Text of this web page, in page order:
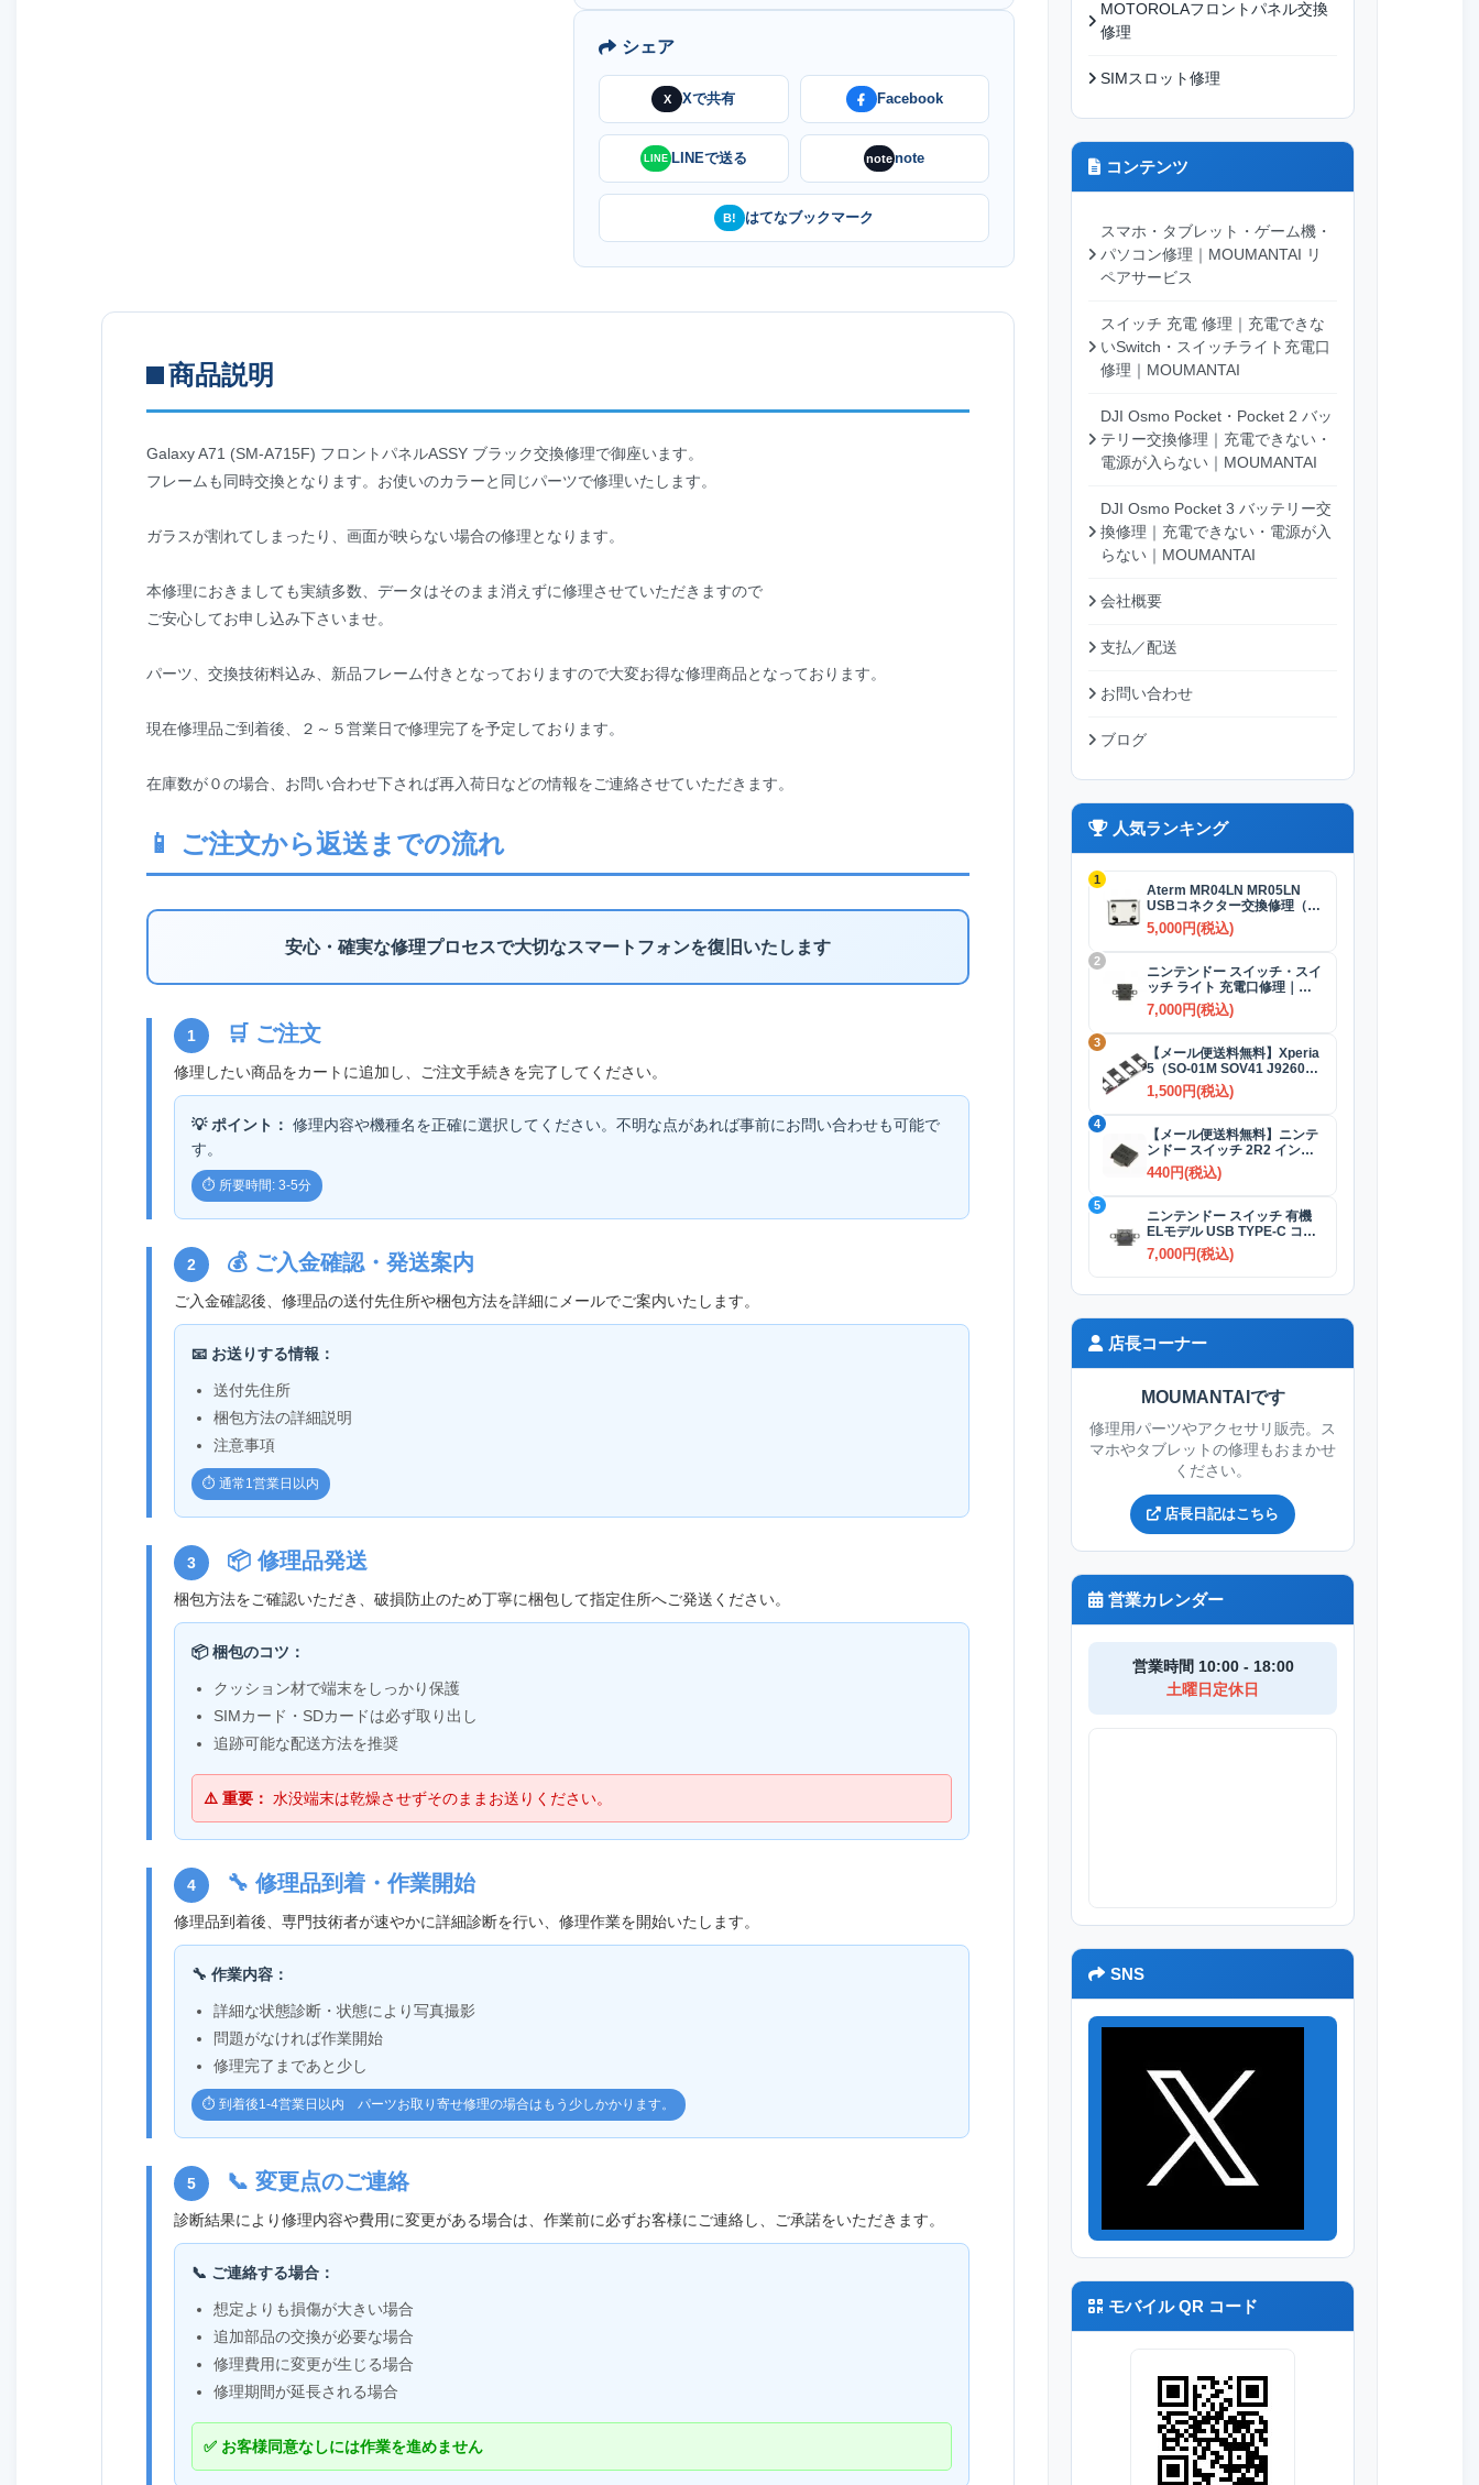
シェア
X Xで共有 Facebook
LINE LINEで送る notenote
B! はてなブックマーク
商品説明
Galaxy A71 (SM-A715F) フロントパネルASSY ブラック交換修理で御座います。
フレームも同時交換となります。お使いのカラーと同じパーツで修理いたします。
ガラスが割れてしまったり、画面が映らない場合の修理となります。
本修理におきましても実績多数、データはそのまま消えずに修理させていただきますので
ご安心してお申し込み下さいませ。
パーツ、交換技術料込み、新品フレーム付きとなっておりますので大変お得な修理商品となっております。
現在修理品ご到着後、２～５営業日で修理完了を予定しております。
在庫数が０の場合、お問い合わせ下されば再入荷日などの情報をご連絡させていただきます。
📱 ご注文から返送までの流れ
安心・確実な修理プロセスで大切なスマートフォンを復旧いたします
1 🛒 ご注文
修理したい商品をカートに追加し、ご注文手続きを完了してください。
💡 ポイント： 修理内容や機種名を正確に選択してください。不明な点があれば事前にお問い合わせも可能で
す。
⏱️ 所要時間: 3-5分
2 💰 ご入金確認・発送案内
ご入金確認後、修理品の送付先住所や梱包方法を詳細にメールでご案内いたします。
📧 お送りする情報：
送付先住所
梱包方法の詳細説明
注意事項
⏱️ 通常1営業日以内
3 📦 修理品発送
梱包方法をご確認いただき、破損防止のため丁寧に梱包して指定住所へご発送ください。
📦 梱包のコツ：
クッション材で端末をしっかり保護
SIMカード・SDカードは必ず取り出し
追跡可能な配送方法を推奨
⚠️ 重要： 水没端末は乾燥させずそのままお送りください。
4 🔧 修理品到着・作業開始
修理品到着後、専門技術者が速やかに詳細診断を行い、修理作業を開始いたします。
🔧 作業内容：
詳細な状態診断・状態により写真撮影
問題がなければ作業開始
修理完了まであと少し
⏱️ 到着後1-4営業日以内 パーツお取り寄せ修理の場合はもう少しかかります。
5 📞 変更点のご連絡
診断結果により修理内容や費用に変更がある場合は、作業前に必ずお客様にご連絡し、ご承諾をいただきます。
📞 ご連絡する場合：
想定よりも損傷が大きい場合
追加部品の交換が必要な場合
修理費用に変更が生じる場合
修理期間が延長される場合
✅ お客様同意なしには作業を進めません
MOTOROLAフロントパネル交換
修理
SIMスロット修理
コンテンツ
スマホ・タブレット・ゲーム機・
パソコン修理｜MOUMANTAI リ
ペアサービス
スイッチ 充電 修理｜充電できな
いSwitch・スイッチライト充電口
修理｜MOUMANTAI
DJI Osmo Pocket・Pocket 2 バッ
テリー交換修理｜充電できない・
電源が入らない｜MOUMANTAI
DJI Osmo Pocket 3 バッテリー交
換修理｜充電できない・電源が入
らない｜MOUMANTAI
会社概要
支払／配送
お問い合わせ
ブログ
人気ランキング
1
Aterm MR04LN MR05LN
USBコネクター交換修理（充
電）
5,000円(税込)
2
ニンテンドー スイッチ・スイ
ッチ ライト 充電口修理｜
USB-Cコネクター 交換修理
7,000円(税込)
3
【メール便送料無料】Xperia
5（SO-01M SOV41 J9260）
SIMカードトレイ 全4色
1,500円(税込)
4
【メール便送料無料】ニンテ
ンドー スイッチ 2R2 インダ
クタ(コイル)
440円(税込)
5
ニンテンドー スイッチ 有機
ELモデル USB TYPE-C コネ
クター交換修理
7,000円(税込)
店長コーナー
MOUMANTAIです
修理用パーツやアクセサリ販売。ス
マホやタブレットの修理もおまかせ
ください。
店長日記はこちら
営業カレンダー
営業時間 10:00 - 18:00
土曜日定休日
SNS
モバイル QR コード